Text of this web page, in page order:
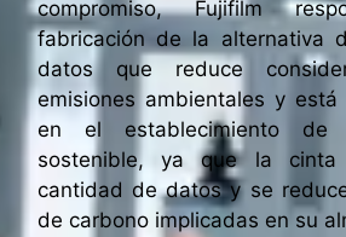
compromiso, Fujifilm
fabricación de la alternativa
datos que reduce
emisiones ambientales y
en el establecimiento de
sostenible, ya que la cinta
cantidad de datos y se
de carbono implicadas en su